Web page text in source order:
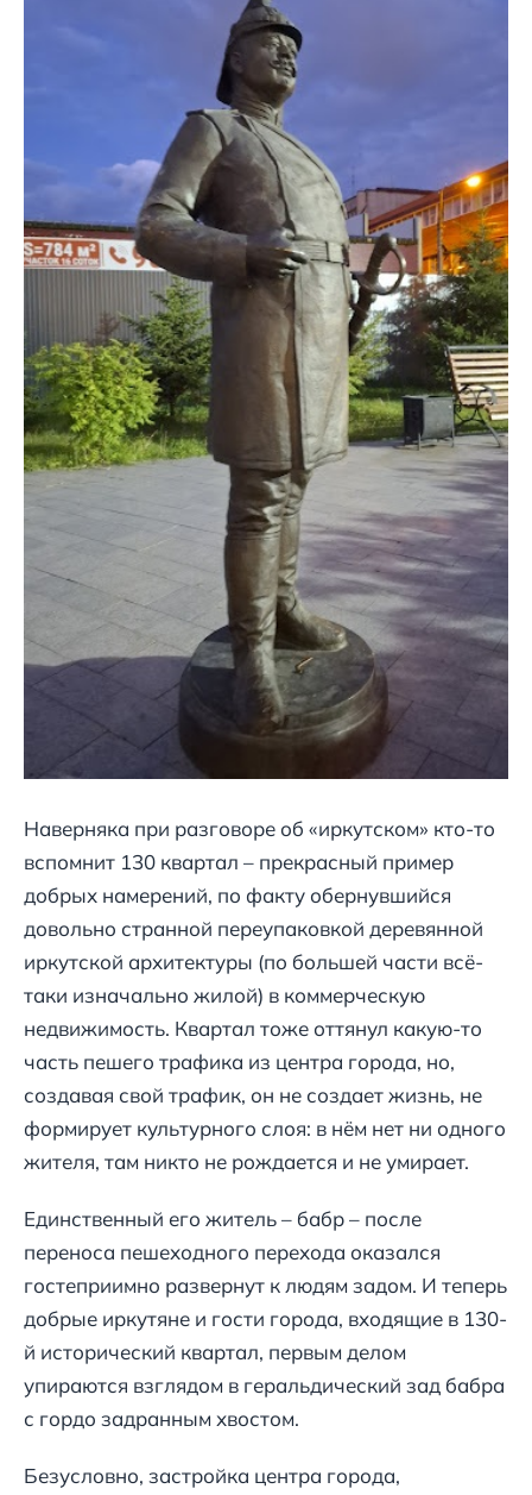
Наверняка при разговоре об «иркутском» кто-то
вспомнит 130 квартал – прекрасный пример
добрых намерений, по факту обернувшийся
довольно странной переупаковкой деревянной
иркутской архитектуры (по большей части всё-
таки изначально жилой) в коммерческую
недвижимость. Квартал тоже оттянул какую-то
часть пешего трафика из центра города, но,
создавая свой трафик, он не создает жизнь, не
формирует культурного слоя: в нём нет ни одного
жителя, там никто не рождается и не умирает.
Единственный его житель – бабр – после
переноса пешеходного перехода оказался
гостеприимно развернут к людям задом. И теперь
добрые иркутяне и гости города, входящие в 130-
й исторический квартал, первым делом
упираются взглядом в геральдический зад бабра
с гордо задранным хвостом.
Безусловно, застройка центра города,